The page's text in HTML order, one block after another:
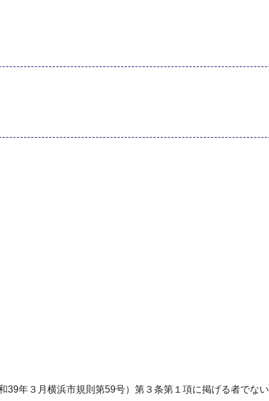
39年３月横浜市規則第59号）第３条第１項に掲げる者でな